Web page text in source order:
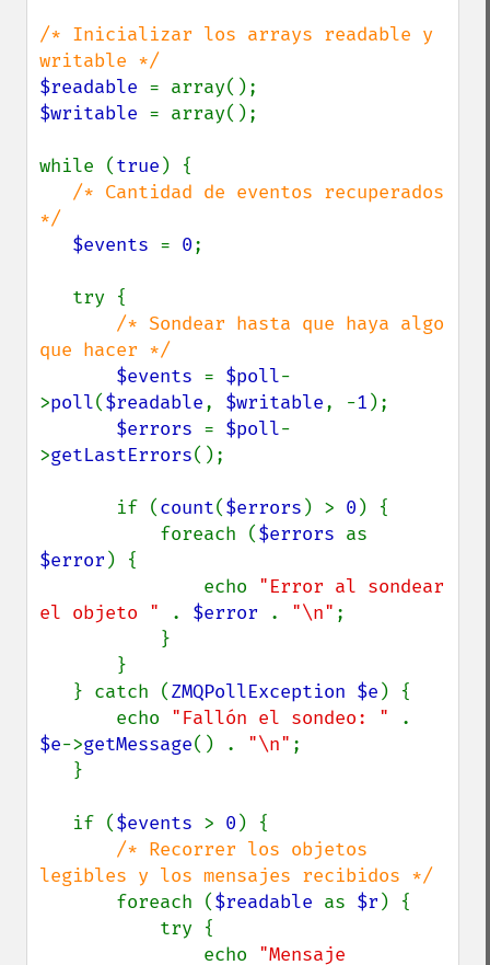
/* Inicializar los arrays readable y
$readable
$writable = array();
while (true ) {
/* Cantidad de eventos recuperados
*/
$events = 0;
/* Sondear hasta que haya algo
que hacer */
$events = $poll-
>poll($readable, $writable, -1 );
$errors = $poll-
>getLastErrors();
       if (
count($errors ) > 0 ) {
           foreach (
$errors
$error ) {
               echo
"Error al sondear
el objeto "
. $error . "\n" ;
   } catch (
ZMQPollException $e ) {
       echo
"Fallón el sondeo: "
$e->getMessage() . "\n" ;
   if (
$events > 0 ) {
/* Recorrer los objetos
legibles y los mensajes recibidos */
foreach ($readable as $r ) {
               echo
"Mensaje